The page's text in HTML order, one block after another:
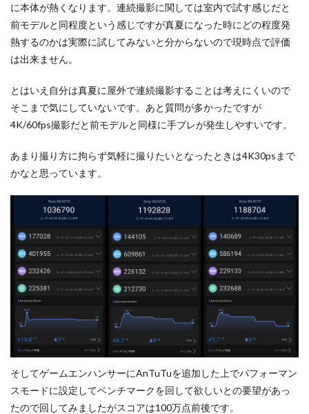
に本体が熱くなります。連続撮影に関しては室内で試す感じだと
前モデルと同程度という感じですが真夏になった時にどの程度発
熱するのかは実際に試してみないと分からないので現時点で評価
は出来ません。
とはいえ自分は真夏に屋外で連続撮影することは考えにくいので
そこまで気にしていないです。あと質問が多かったですが
4K/60fps撮影だと前モデルと同様に手ブレが発生しやすいです。
あまり撮り方に拘らず気軽に撮りたいとなったときは4K30psまで
かなと思っています。
そしてゲームエンハンサーにAnTuTuを追加した上でパフォーマン
スモードに設定してベンチマークを回して欲しいとの要望があっ
たので回してみましたがスコアは100万点前後です。